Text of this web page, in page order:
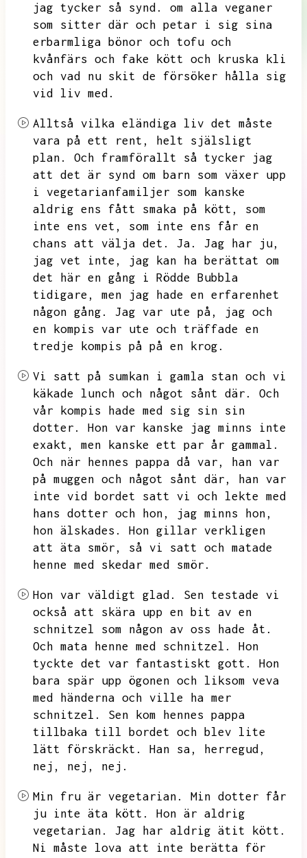
jag tycker så synd.
om alla veganer
som sitter där och petar i sig sina
erbarmliga bönor och tofu och
kvånfärs och fake kött och kruska kli
och vad nu skit de försöker hålla sig
vid liv med.
Alltså vilka eländiga liv det måste
vara på ett rent,
helt själsligt
plan.
Och framförallt så tycker jag
att det är synd om barn som växer upp
i vegetarianfamiljer som kanske
aldrig ens fått smaka på kött,
som
inte ens vet,
som inte ens får en
chans att välja det.
Ja.
Jag har ju,
jag vet inte,
jag kan ha berättat om
det här en gång i Rödde Bubbla
tidigare,
men jag hade en erfarenhet
någon gång.
Jag var ute på,
jag och
en kompis var ute och träffade en
tredje kompis på på en krog.
Vi satt på sumkan i gamla stan och vi
käkade lunch och något sånt där.
Och
vår kompis hade med sig sin sin
dotter.
Hon var kanske jag minns inte
exakt,
men kanske ett par år gammal.
Och när hennes pappa då var,
han var
på muggen och något sånt där,
han var
inte vid bordet satt vi och lekte med
hans dotter och hon,
jag minns hon,
hon älskades.
Hon gillar verkligen
att äta smör,
så vi satt och matade
henne med skedar med smör.
Hon var väldigt glad.
Sen testade vi
också att skära upp en bit av en
schnitzel som någon av oss hade åt.
Och mata henne med schnitzel.
Hon
tyckte det var fantastiskt gott.
Hon
bara spär upp ögonen och liksom veva
med händerna och ville ha mer
schnitzel.
Sen kom hennes pappa
tillbaka till bordet och blev lite
lätt förskräckt.
Han sa,
herregud,
nej,
nej, nej.
Min fru är vegetarian.
Min dotter får
ju inte äta kött.
Hon är aldrig
vegetarian.
Jag har aldrig ätit kött.
Ni måste lova att inte berätta för